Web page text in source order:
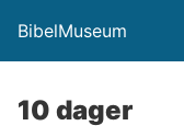
BibelMuseum
10 dager